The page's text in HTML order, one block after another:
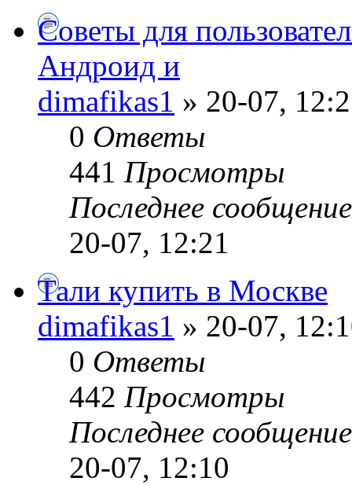
Советы для
Андроид и
dimafikas1 » 20-07,
0 Ответы
441 Просмотры
Последнее
20-07, 12:21
Тали купить в Москве
dimafikas1 » 20-07,
0 Ответы
442 Просмотры
Последнее
20-07, 12:10